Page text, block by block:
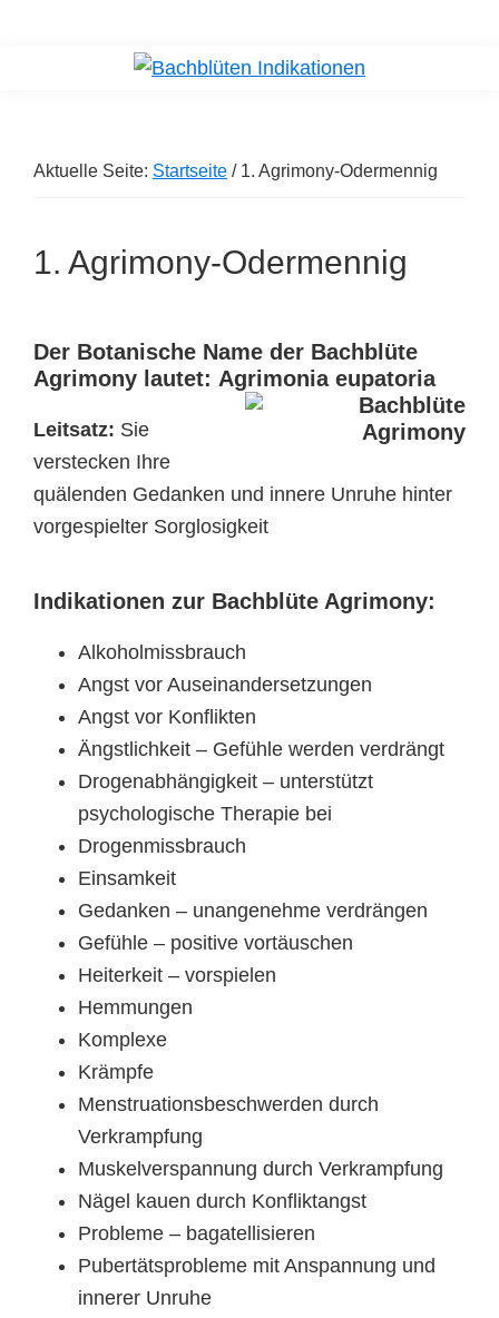
contentrichtigen
Aktuelle Seite: Startseite /1. Agrimony-Odermennig
1. Agrimony-Odermennig
Der Botanische Name der Bachblüte
Agrimony lautet: Agrimonia eupatoria
Leitsatz: Sie
verstecken Ihre
quälenden Gedanken und innere Unruhe hinter
vorgespielter Sorglosigkeit
Indikationen zur Bachblüte Agrimony:
Alkoholmissbrauch
Angst vor Auseinandersetzungen
Angst vor Konflikten
Ängstlichkeit – Gefühle werden verdrängt
Drogenabhängigkeit – unterstützt
psychologische Therapie bei
Drogenmissbrauch
Einsamkeit
Gedanken – unangenehme verdrängen
Gefühle – positive vortäuschen
Heiterkeit – vorspielen
Hemmungen
Komplexe
Krämpfe
Menstruationsbeschwerden durch
Verkrampfung
Muskelverspannung durch Verkrampfung
Nägel kauen durch Konfliktangst
Probleme – bagatellisieren
Pubertätsprobleme mit Anspannung und
innerer Unruhe